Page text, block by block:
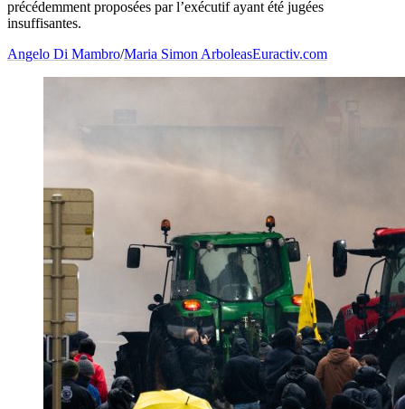
précédemment proposées par l’exécutif ayant été jugées
insuffisantes.
Angelo Di Mambro/Maria Simon ArboleasEuractiv.com